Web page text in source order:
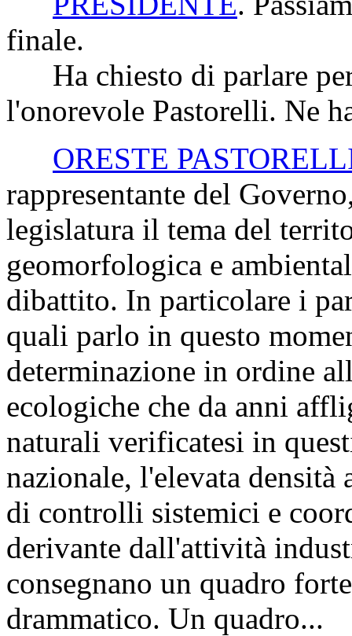
finale.
Ha chiesto di parlare
l'onorevole Pastorelli. Ne
ORESTE
rappresentante del
legislatura il tema del
geomorfologica e
dibattito. In particolare i
quali parlo in questo
determinazione in ordine
ecologiche che da anni
naturali verificatesi in
nazionale, l'elevata densità
di controlli sistemici e
derivante dall'attività
consegnano un quadro
drammatico. Un quadro...